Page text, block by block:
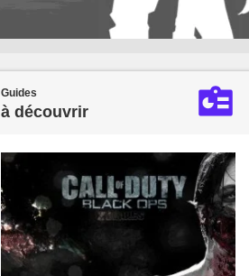
Guides
à découvrir